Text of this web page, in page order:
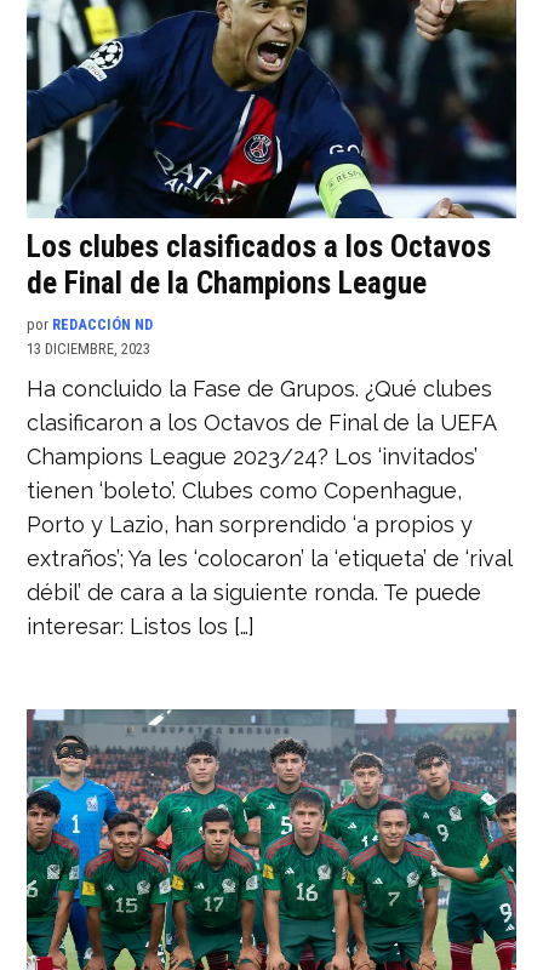
Los clubes clasificados a los Octavos
de Final de la Champions League
por REDACCIÓN ND
13 DICIEMBRE, 2023
Ha concluido la Fase de Grupos. ¿Qué clubes
clasificaron a los Octavos de Final de la UEFA
Champions League 2023/24? Los ‘invitados’
tienen ‘boleto’. Clubes como Copenhague,
Porto y Lazio, han sorprendido ‘a propios y
extraños’; Ya les ‘colocaron’ la ‘etiqueta’ de ‘rival
débil’ de cara a la siguiente ronda. Te puede
interesar: Listos los […]